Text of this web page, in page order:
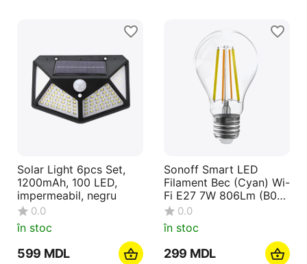
Solar Light 6pcs Set,
1200mAh, 100 LED,
impermeabil, negru
0.0
în stoc
‍599‍ MDL
Sonoff Smart LED
Filament Bec (Cyan) Wi-
Fi E27 7W 806Lm (B02-
F-A60)
0.0
în stoc
‍299‍ MDL